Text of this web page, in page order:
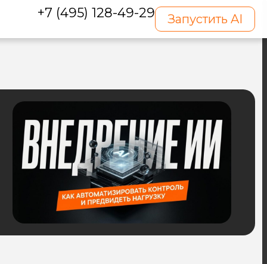
+7 (495) 128-49-29 Запустить AI